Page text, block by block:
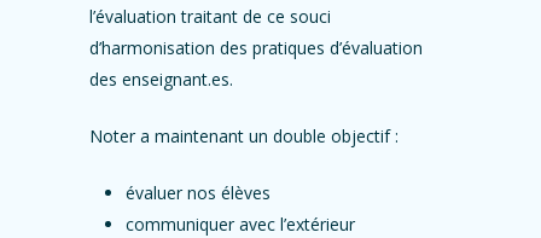
l’évaluation traitant de ce souci
d’harmonisation des pratiques d’évaluation
des enseignant.es.
Noter a maintenant un double objectif :
évaluer nos élèves
communiquer avec l’extérieur